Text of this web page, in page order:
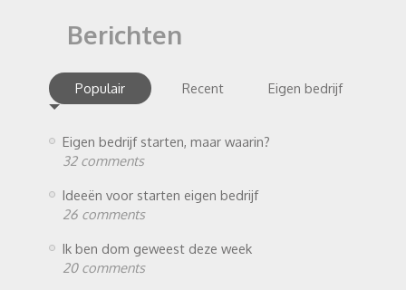
Berichten
Populair Recent Eigen bedrijf
Eigen bedrijf starten, maar waarin?
32 comments
Ideeën voor starten eigen bedrijf
26 comments
Ik ben dom geweest deze week
20 comments